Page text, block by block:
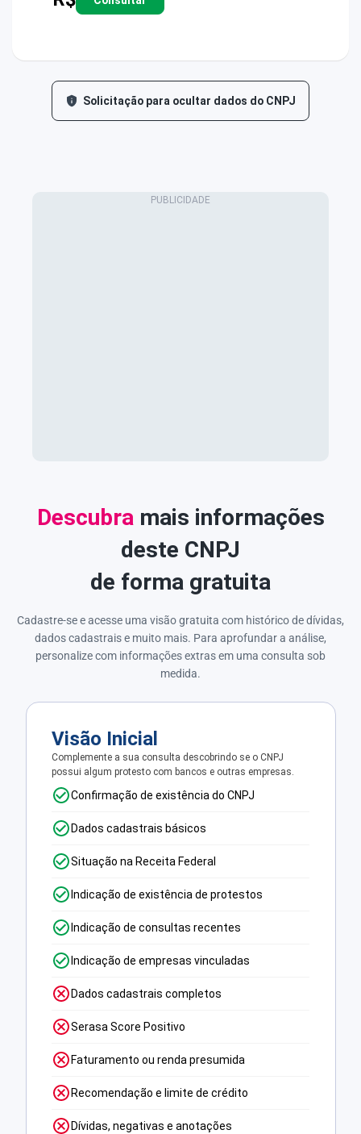
Solicitação para ocultar dados do CNPJ
Descubra mais informações
deste CNPJ
de forma gratuita
Cadastre-se e acesse uma visão gratuita com histórico de dívidas,
dados cadastrais e muito mais. Para aprofundar a análise,
personalize com informações extras em uma consulta sob
medida.
Visão Inicial
Complemente a sua consulta descobrindo se o CNPJ
possui algum protesto com bancos e outras empresas.
Confirmação de existência do CNPJ
Dados cadastrais básicos
Situação na Receita Federal
Indicação de existência de protestos
Indicação de consultas recentes
Indicação de empresas vinculadas
Dados cadastrais completos
Serasa Score Positivo
Faturamento ou renda presumida
Recomendação e limite de crédito
Dívidas, negativas e anotações